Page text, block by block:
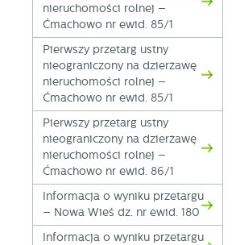
nieruchomości rolnej –
Ćmachowo nr ewid. 85/1
Pierwszy przetarg ustny
nieograniczony na dzierżawę
nieruchomości rolnej –
Ćmachowo nr ewid. 85/1
Pierwszy przetarg ustny
nieograniczony na dzierżawę
nieruchomości rolnej –
Ćmachowo nr ewid. 86/1
Informacja o wyniku przetargu
– Nowa Wieś dz. nr ewid. 180
Informacja o wyniku przetargu